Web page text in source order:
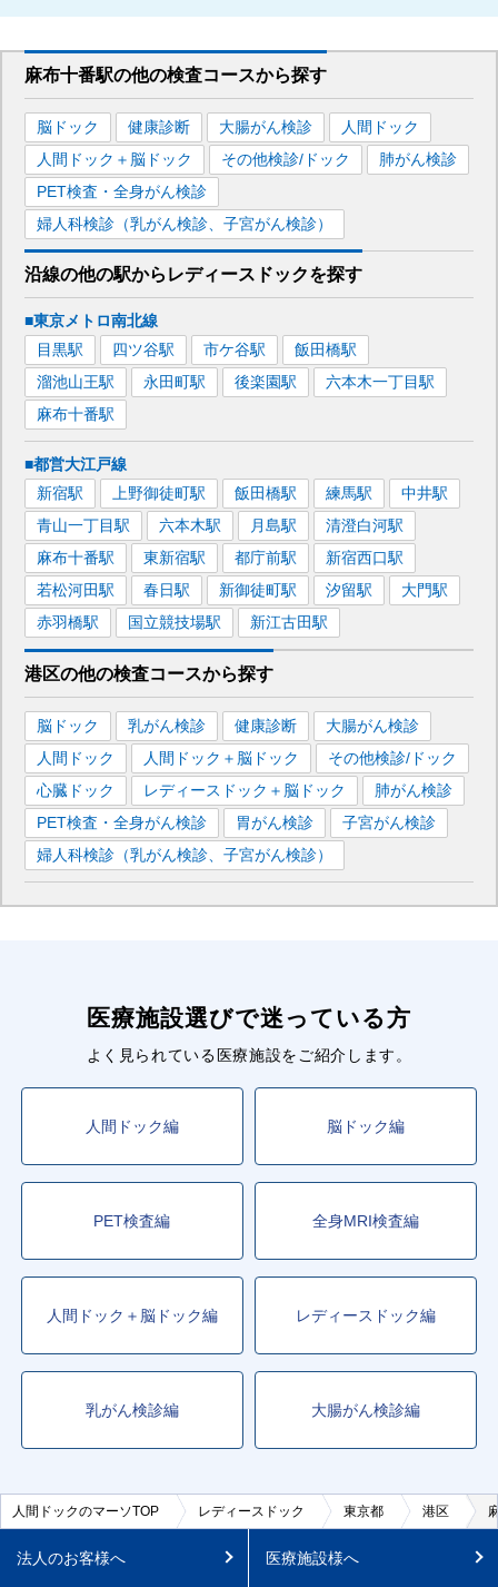
麻布十番駅の他の検査コースから探す
脳ドック 健康診断 大腸がん検診
人間ドック
人間ドック＋脳ドック
その他検診/ドック
肺がん検診
PET検査・全身がん検診
婦人科検診（乳がん検診、子宮がん検診）
沿線の他の駅から レディースドックを探す
■東京メトロ南北線
目黒駅 四ツ谷駅 市ケ谷駅 飯田橋駅
溜池山王駅 永田町駅 後楽園駅 六本木一丁目駅
麻布十番駅
■都営大江戸線
新宿駅 上野御徒町駅 飯田橋駅 練馬駅 中井駅
青山一丁目駅 六本木駅 月島駅 清澄白河駅
麻布十番駅 東新宿駅 都庁前駅 新宿西口駅
若松河田駅 春日駅 新御徒町駅 汐留駅 大門駅
赤羽橋駅 国立競技場駅 新江古田駅
港区の他の検査コースから探す
脳ドック 乳がん検診 健康診断
大腸がん検診
人間ドック
人間ドック＋脳ドック
その他検診/ドック
心臓ドック
レディースドック＋脳ドック
肺がん検診
PET検査・全身がん検診
胃がん検診
子宮がん検診
婦人科検診（乳がん検診、子宮がん検診）
医療施設選びで迷っている方
よく見られている医療施設をご紹介します。
人間ドック編 脳ドック編
PET検査編 全身MRI検査編
人間ドック＋脳ドック編 レディースドック編
乳がん検診編 大腸がん検診編
人間ドックのマーソTOP レディースドック 東京都 港区
法人のお客様へ 医療施設様へ